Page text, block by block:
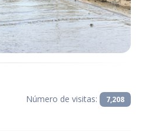
Número de visitas: 7,208